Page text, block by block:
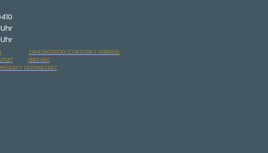
& DATENSCHUTZ
ZAHLUNGSMÖGLICHKEITEN & VERSAND
ÜBER UNS